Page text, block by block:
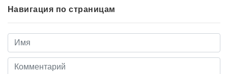
Навигация по страницам